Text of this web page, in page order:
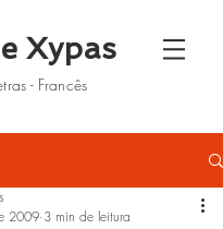
Xypas
- Francês
2009 3 min de leitura